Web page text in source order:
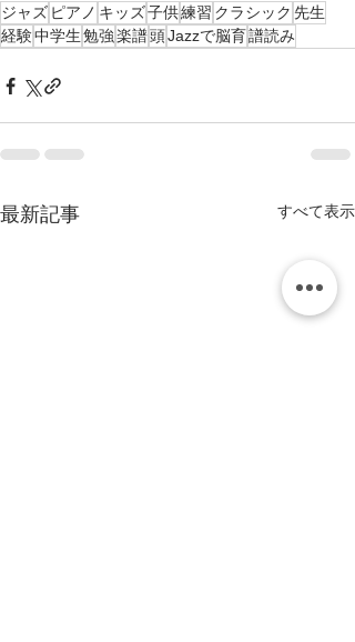
ジャズ ピアノ キッズ子供練習 クラシック 先生
経験中学生勉強楽譜頭Jazzで脳育譜読み
最新記事 すべて表示